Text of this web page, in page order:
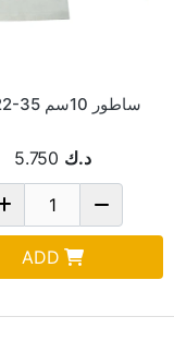
ساطور 10سم AF-22-35
د.ك 5.750
ADD